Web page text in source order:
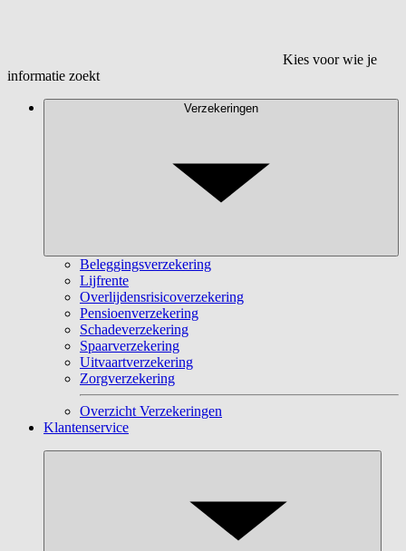
Kies voor wie je
informatie zoekt
Verzekeringen
Beleggingsverzekering
Lijfrente
Overlijdensrisicoverzekering
Pensioenverzekering
Schadeverzekering
Spaarverzekering
Uitvaartverzekering
Zorgverzekering
Overzicht Verzekeringen
Klantenservice